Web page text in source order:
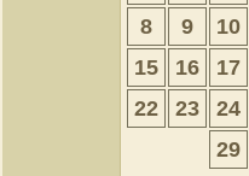
8
9 10
15
16 17
22
23 24
29